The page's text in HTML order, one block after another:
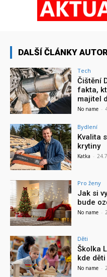
DALŠÍ ČLÁNKY
Tech
Čištění
fakta,
majitel
No name -
Bydlení
Kvalita
krytiny
Katka -
Pro ženy
Jak si
bude
No name -
Děti
Školka
kde
No name -